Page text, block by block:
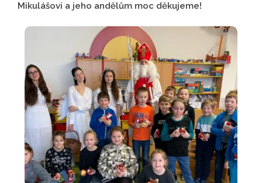
Mikulášovi a jeho andělům moc děkujeme!